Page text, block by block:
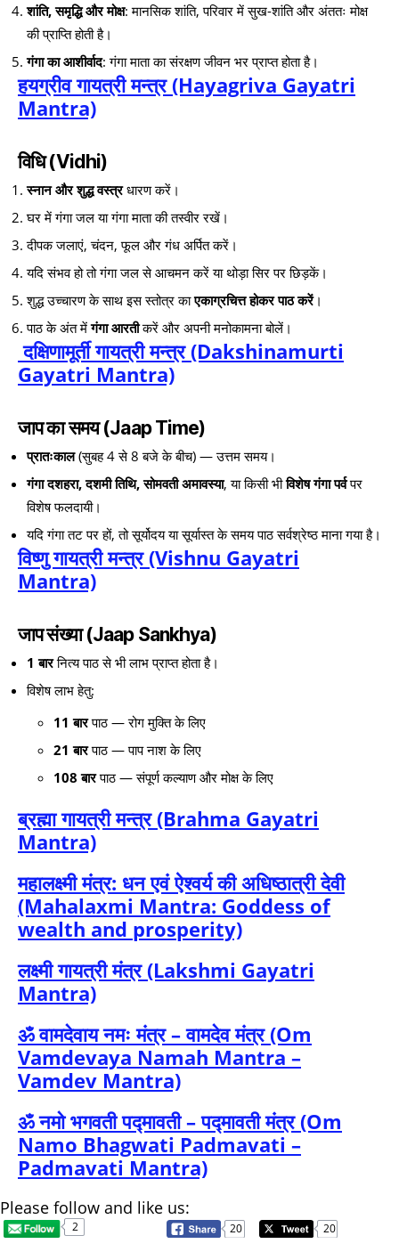
शांति, समृद्धि और मोक्ष: मानसिक शांति, परिवार में सुख-शांति और अंततः मोक्ष
की प्राप्ति होती है।
गंगा का आशीर्वाद: गंगा माता का संरक्षण जीवन भर प्राप्त होता है।
हयग्रीव गायत्री मन्त्र (Hayagriva Gayatri
Mantra)
विधि (Vidhi)
स्नान और शुद्ध वस्त्रधारण करें।
घर में गंगा जल या गंगा माता की तस्वीर रखें।
दीपक जलाएं, चंदन, फूल और गंध अर्पित करें।
यदि संभव हो तो गंगा जल से आचमन करें या थोड़ा सिर पर छिड़कें।
शुद्ध उच्चारण के साथ इस स्तोत्र काएकाग्रचित्त होकर पाठ करें।
पाठ के अंत मेंगंगा आरतीकरें और अपनी मनोकामना बोलें।
दक्षिणामूर्ती गायत्री मन्त्र (Dakshinamurti
Gayatri Mantra)
जाप का समय (Jaap Time)
प्रातःकाल(सुबह 4 से 8 बजे के बीच) — उत्तम समय।
गंगा दशहरा, दशमी तिथि, सोमवती अमावस्या, या किसी भीविशेष गंगा पर्वपर
विशेष फलदायी।
यदि गंगा तट पर हों, तो सूर्योदय या सूर्यास्त के समय पाठ सर्वश्रेष्ठ माना गया है।
विष्णु गायत्री मन्त्र (Vishnu Gayatri
Mantra)
जाप संख्या (Jaap Sankhya)
1 बारनित्य पाठ से भी लाभ प्राप्त होता है।
विशेष लाभ हेतु:
11 बारपाठ — रोग मुक्ति के लिए
21 बारपाठ — पाप नाश के लिए
108 बारपाठ — संपूर्ण कल्याण और मोक्ष के लिए
ब्रह्मा गायत्री मन्त्र (Brahma Gayatri
Mantra)
महालक्ष्मी मंत्र: धन एवं ऐश्वर्य की अधिष्ठात्री देवी
(Mahalaxmi Mantra: Goddess of
wealth and prosperity)
लक्ष्मी गायत्री मंत्र (Lakshmi Gayatri
Mantra)
ॐ वामदेवाय नमः मंत्र – वामदेव मंत्र (Om
Vamdevaya Namah Mantra –
Vamdev Mantra)
ॐ नमो भगवती पद्मावती – पद्मावती मं‍त्र (Om
Namo Bhagwati Padmavati –
Padmavati Mantra)
Please follow and like us:
2 20 20